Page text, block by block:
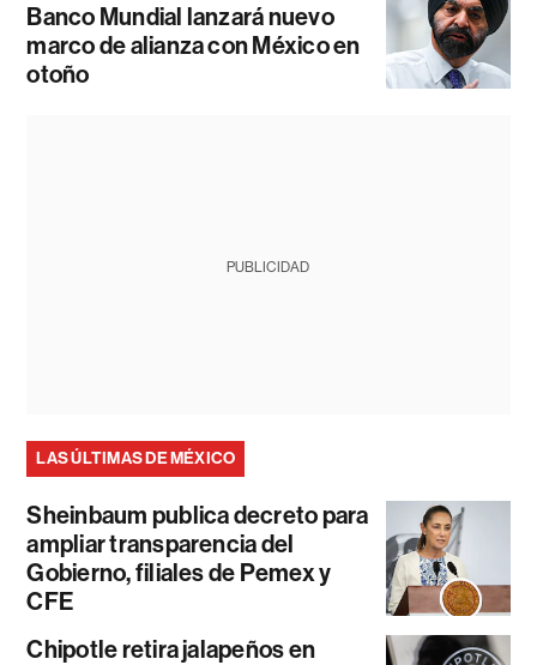
Banco Mundial lanzará nuevo
marco de alianza con México en
otoño
PUBLICIDAD
LAS ÚLTIMAS DE MÉXICO
Sheinbaum publica decreto para
ampliar transparencia del
Gobierno, filiales de Pemex y
CFE
Chipotle retira jalapeños en